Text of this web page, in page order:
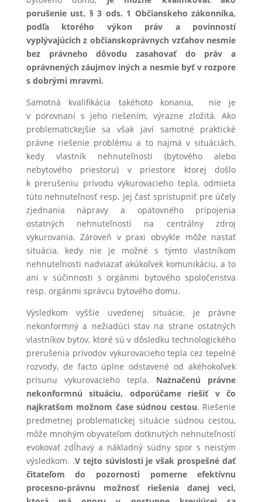
porušenie ust. § 3 ods. 1 Občianskeho zákonníka,
podľa ktorého výkon práv a povinností
vyplývajúcich z občianskoprávnych vzťahov nesmie
bez právneho dôvodu zasahovať do práv a
oprávnených záujmov iných a nesmie byť v rozpore
s dobrými mravmi.
Samotná kvalifikácia takéhoto konania, nie je
v porovnaní s jeho riešením, výrazne zložitá. Ako
problematickejšie sa však javí samotné praktické
právne riešenie problému a to najmä v situáciách,
kedy vlastník nehnuteľnosti (bytového alebo
nebytového priestoru) v priestore ktorej došlo
k prerušeniu prívodu vykurovacieho tepla, odmieta
túto nehnuteľnosť resp. jej časť sprístupniť pre účely
zjednania nápravy a opätovného pripojenia
ostatných nehnuteľností na centrálny zdroj
vykurovania. Zároveň v praxi obvykle môže nastať
situácia, kedy nie je možné s týmto vlastníkom
nehnuteľnosti nadviazať akúkoľvek komunikáciu, a to
ani v súčinnosti s orgánmi bytového spoločenstva
resp. orgánmi správcu bytového domu.
Výsledkom vyššie uvedenej situácie, je právne
nekonformný a nežiadúci stav na strane ostatných
vlastníkov bytov, ktoré sú v dôsledku technologického
prerušenia prívodov vykurovacieho tepla cez tepelné
rozvody, de facto úplne odstavené od akéhokoľvek
prísunu vykurovacieho tepla. Naznačenú právne
nekonformnú situáciu, odporúčame riešiť v čo
najkratšom možnom čase súdnou cestou. Riešenie
predmetnej problematickej situácie súdnou cestou,
môže mnohým obyvateľom dotknutých nehnuteľností
evokovať zdĺhavý a nákladný súdny spor s neistým
výsledkom. .V tejto súvislosti je však prospešné dať
čitateľom do pozornosti pomerne efektívnu
procesno-právnu možnosť riešenia danej veci,